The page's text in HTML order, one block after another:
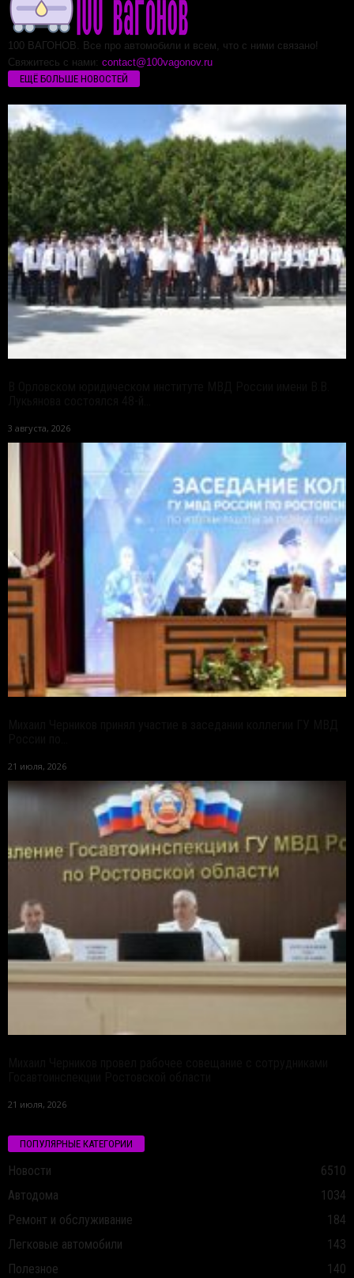
100 ВАГОНОВ. Все про автомобили и всем, что с ними связано!
Свяжитесь с нами: contact@100vagonov.ru
ЕЩЁ БОЛЬШЕ НОВОСТЕЙ
3 августа, 2026
21 июля, 2026
21 июля, 2026
ПОПУЛЯРНЫЕ КАТЕГОРИИ
Новости
6510
Автодома
1034
Ремонт и обслуживание
184
Легковые автомобили
143
Полезное
140